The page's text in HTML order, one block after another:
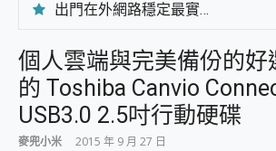
出門在外網路穩定最實在 「台灣大哥大」榮獲 4G/5G 在線率全球 NO.3 全台第一與全台六冠王實測心得，走到哪順到哪！
CP 值天花板~ Bongcom BS5 足球君開箱~ 短焦投影機 3千元就能擁有！ 折扣碼在這～
專為 PC上的 XBOX和掌機設計的 FireCuda X1070 SSD 固態硬碟開箱 評測
台灣製攝影機在這裡，100%全無線設計 SpotCam Solo Eco 太陽能防水雲端攝影機 SpotCam Solo 3 2.5K高畫質戶外攝影機 開箱 評測
電力超超超持久 MSI 微星 Prestige 14 AI+ D3MG-031TW 14吋 開箱評價，AI輕薄商務筆電 Copilot+ PC
超懂拍、耐用 AI 街拍機~ realme 16 Pro 開箱評價~ 2 億畫素 LumaColor 影像、持久續航與 IP69K 高防護
個人雲端與完美備份的好
的 Toshiba Canvio
USB3.0 2.5吋行動硬碟
麥兜小米 2015 年 9 月 27 日